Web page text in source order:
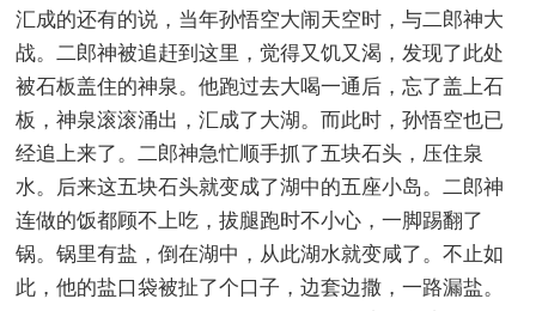
汇成的还有的说，当年孙悟空大闹天空时，与二郎神大
战。二郎神被追赶到这里，觉得又饥又渴，发现了此处
被石板盖住的神泉。他跑过去大喝一通后，忘了盖上石
板，神泉滚滚涌出，汇成了大湖。而此时，孙悟空也已
经追上来了。二郎神急忙顺手抓了五块石头，压住泉
水。后来这五块石头就变成了湖中的五座小岛。二郎神
连做的饭都顾不上吃，拔腿跑时不小心，一脚踢翻了
锅。锅里有盐，倒在湖中，从此湖水就变咸了。不止如
此，他的盐口袋被扯了个口子，边套边撒，一路漏盐。